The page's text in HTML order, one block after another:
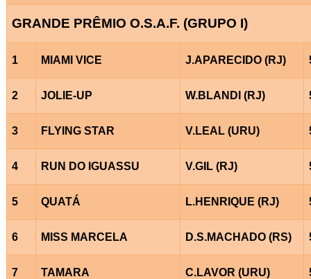
GRANDE PRÊMIO O.S.A.F. (GRUPO I)
1 MIAMI VICE J.APARECIDO (RJ)
2 JOLIE-UP W.BLANDI (RJ)
3 FLYING STAR V.LEAL (URU)
4 RUN DO IGUASSU V.GIL (RJ)
5 QUATÁ L.HENRIQUE (RJ)
6 MISS MARCELA D.S.MACHADO (RS)
7 TAMARA C.LAVOR (URU)